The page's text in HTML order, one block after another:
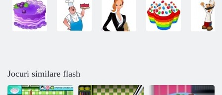
Jocuri similare flash